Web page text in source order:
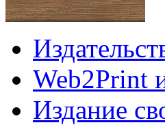
Web2Print
Издание